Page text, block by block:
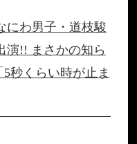
にわ男子・道枝駿
演!! まさかの知ら
秒くらい時が止ま